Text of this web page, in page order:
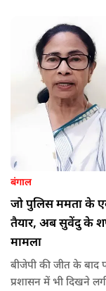
बंगाल
जो पुलिस ममता के
तैयार, अब सुवेंदु के
मामला
बीजेपी की जीत के बाद
प्रशासन में भी दिखने